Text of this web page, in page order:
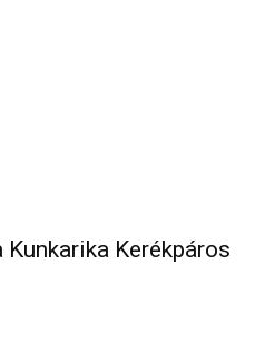
Kerékpáros